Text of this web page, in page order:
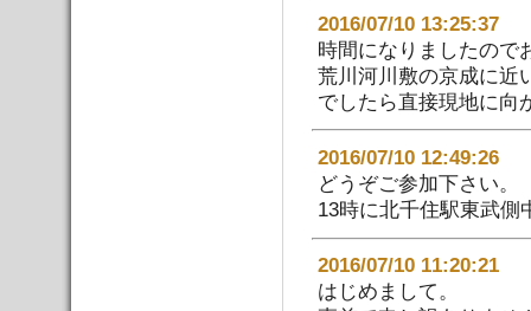
2016/07/10 13:25:37
時間になりましたので
荒川河川敷の京成に近
でしたら直接現地に向
2016/07/10 12:49:26
どうぞご参加下さい。
13時に北千住駅東武側
2016/07/10
はじめまして。